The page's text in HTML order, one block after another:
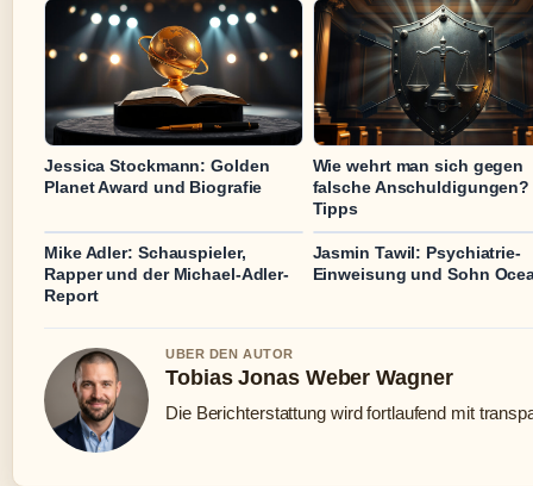
Jessica Stockmann: Golden
Planet Award und Biografie
Wie wehrt man sich gegen
falsche Anschuldigungen?
Tipps
Mike Adler: Schauspieler,
Rapper und der Michael-Adler-
Report
Jasmin Tawil: Psychiatrie-
Einweisung und Sohn
UBER DEN AUTOR
Tobias Jonas Weber Wagner
Die Berichterstattung wird fortlaufend mit